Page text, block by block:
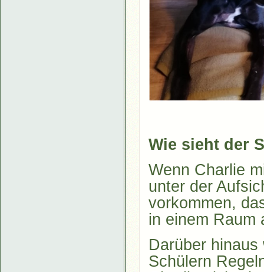
Wie sieht der
Wenn Charlie
unter der
vorkommen,
in einem Raum
Darüber
Schülern